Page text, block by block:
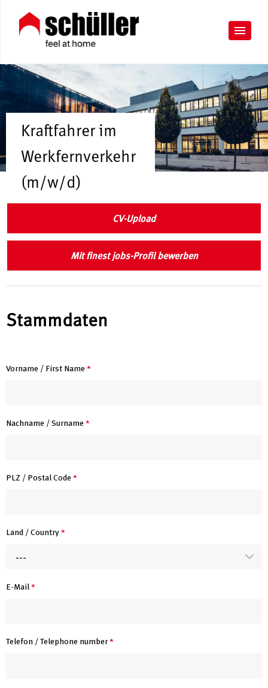
Kraftfahrer im
Werkfernverkehr
(m/w/d)
CV-Upload
Mit finest jobs-Profil bewerben
Stammdaten
Vorname / First Name*
Nachname / Surname*
PLZ / Postal Code*
Land / Country*
---
E-Mail*
Telefon / Telephone number*